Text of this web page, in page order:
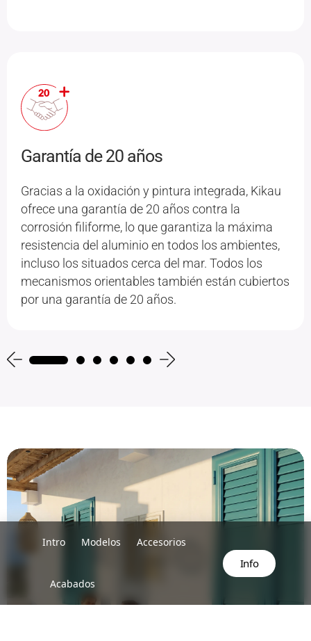
Garantía de 20 años
Gracias a la oxidación y pintura integrada, Kikau
ofrece una garantía de 20 años contra la
corrosión filiforme, lo que garantiza la máxima
resistencia del aluminio en todos los ambientes,
incluso los situados cerca del mar. Todos los
mecanismos orientables también están cubiertos
por una garantía de 20 años.
Intro Modelos Accesorios
Acabados
Info